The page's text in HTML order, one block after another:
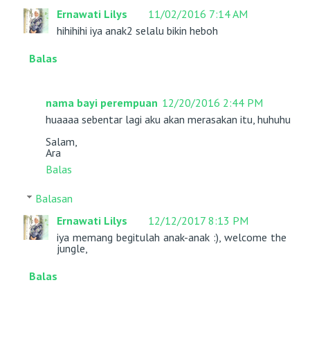
Ernawati Lilys
11/02/2016 7:14 AM
hihihihi iya anak2 selalu bikin heboh
Balas
nama bayi perempuan 12/20/2016 2:44 PM
huaaaa sebentar lagi aku akan merasakan itu, huhuhu
Salam,
Ara
Balas
Balasan
Ernawati Lilys
12/12/2017 8:13 PM
iya memang begitulah anak-anak :), welcome the
jungle,
Balas